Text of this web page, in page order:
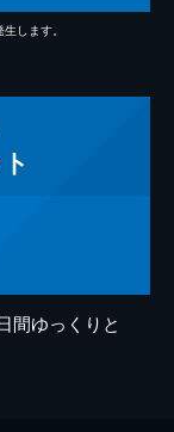
します。
間ゆっくりと